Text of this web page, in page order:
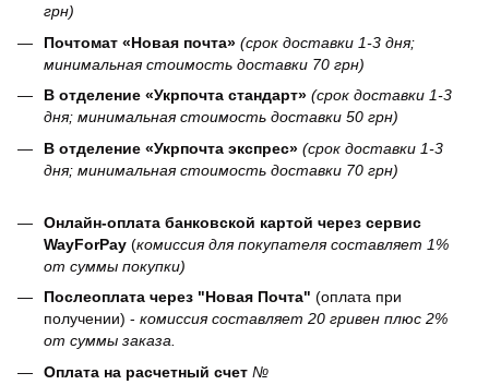
грн)
Почтомат «Новая почта» (срок доставки 1-3 дня;
минимальная стоимость доставки 70 грн)
В отделение «Укрпочта стандарт» (срок доставки 1-3
дня; минимальная стоимость доставки 50 грн)
В отделение «Укрпочта экспрес» (срок доставки 1-3
дня; минимальная стоимость доставки 70 грн)
Онлайн-оплата банковской картой через сервис
WayForPay (комиссия для покупателя составляет 1%
от суммы покупки)
Послеоплата через "Новая Почта" (оплата при
получении) - комиссия составляет 20 гривен плюс 2%
от суммы заказа.
Оплата на расчетный счет №